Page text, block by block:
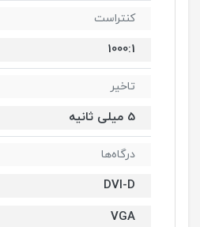
کنتراست
1000:1
تاخیر
5 میلی ثانیه
درگاه‌ها
DVI-D
VGA